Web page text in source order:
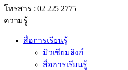
ความรู้
สื่อการเรียนรู้
มิวเซียมลิงก์
สื่อการเรียนรู้
100 ปีตึกเรา